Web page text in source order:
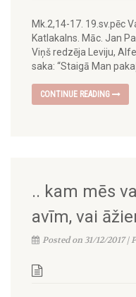
Mk.2,14-17. 19.sv.pēc
Katlakalns. Māc. Jan
Viņš redzēja Leviju,
saka: “Staigā Man
CONTINUE READING
.. kam mēs
avīm, vai
Posted on 31/12/2017 |